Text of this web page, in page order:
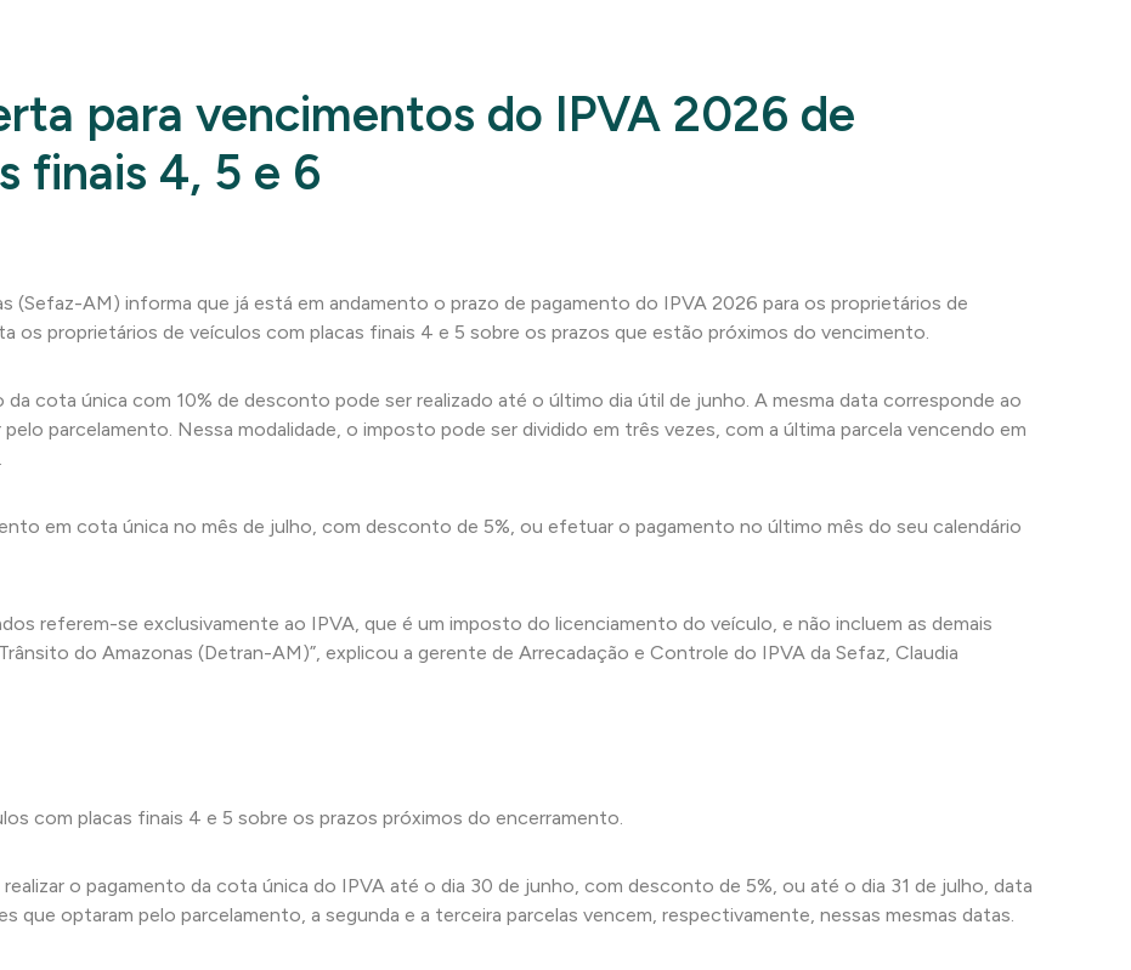
para vencimentos do IPVA 2026 de
finais 4, 5 e 6
(Sefaz-AM) informa que já está em andamento o prazo de pagamento do IPVA 2026 para os proprietários de
os proprietários de veículos com placas finais 4 e 5 sobre os prazos que estão próximos do vencimento.
cota única com 10% de desconto pode ser realizado até o último dia útil de junho. A mesma data corresponde ao
parcelamento. Nessa modalidade, o imposto pode ser dividido em três vezes, com a última parcela vencendo em
em cota única no mês de julho, com desconto de 5%, ou efetuar o pagamento no último mês do seu calendário
referem-se exclusivamente ao IPVA, que é um imposto do licenciamento do veículo, e não incluem as demais
do Amazonas (Detran-AM)”, explicou a gerente de Arrecadação e Controle do IPVA da Sefaz, Claudia
com placas finais 4 e 5 sobre os prazos próximos do encerramento.
o pagamento da cota única do IPVA até o dia 30 de junho, com desconto de 5%, ou até o dia 31 de julho, data
que optaram pelo parcelamento, a segunda e a terceira parcelas vencem, respectivamente, nessas mesmas datas.